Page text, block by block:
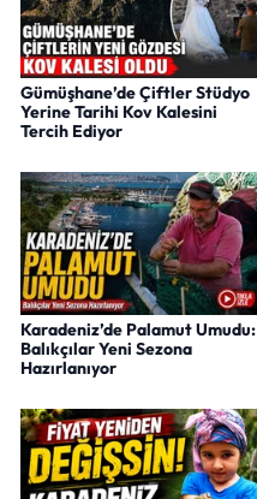
Gümüşhane’de Çiftler Stüdyo
Yerine Tarihi Kov Kalesini
Tercih Ediyor
Karadeniz’de Palamut Umudu:
Balıkçılar Yeni Sezona
Hazırlanıyor